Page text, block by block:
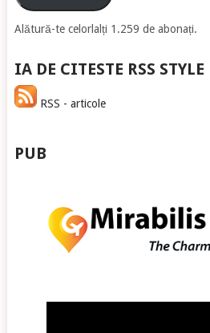
Alătură-te celorlalți 1.259 de abonați.
IA DE CITESTE RSS STYLE
RSS - articole
PUB